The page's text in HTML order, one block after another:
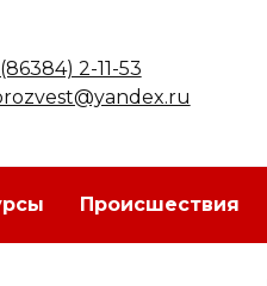
2-11-53
Происшествия